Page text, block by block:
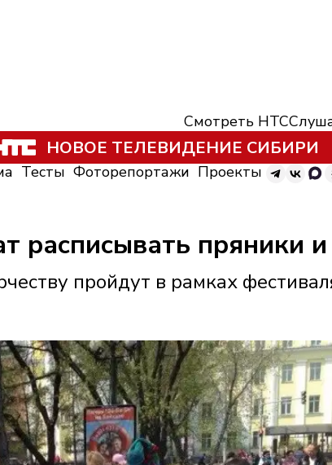
Смотреть НТС
НОВОЕ ТЕЛЕВИДЕНИЕ СИБИРИ
Тесты Фоторепортажи Проекты
расписывать пряники
пройдут в рамках